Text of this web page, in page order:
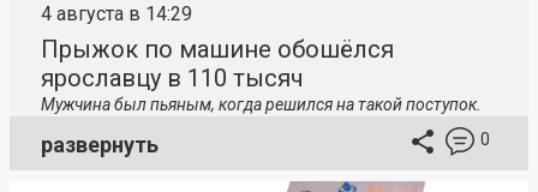
4 августа в 14:29
Прыжок по машине обошёлся
ярославцу в 110 тысяч
Мужчина был пьяным, когда решился на такой поступок.
развернуть 0